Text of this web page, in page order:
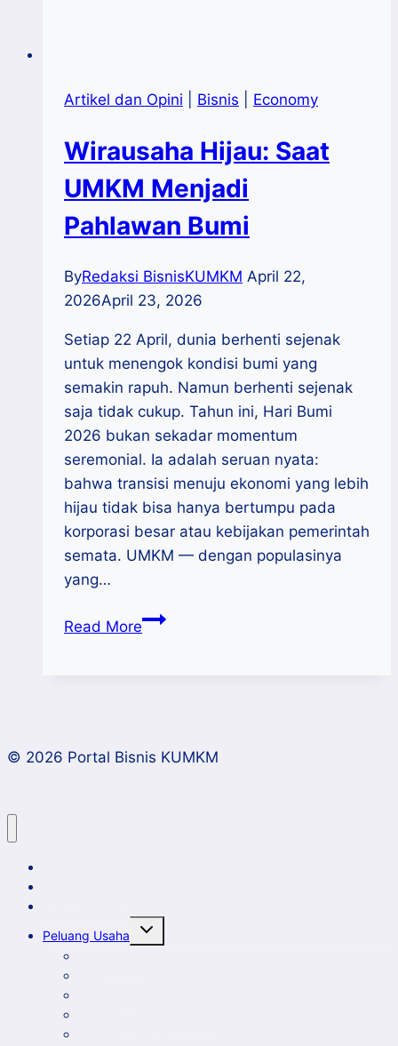
Artikel dan Opini Bisnis Economy
Wirausaha Hijau: Saat
UMKM Menjadi
Pahlawan Bumi
ByRedaksi BisnisKUMKM April 22,
2026April 23, 2026
Setiap 22 April, dunia berhenti sejenak
untuk menengok kondisi bumi yang
semakin rapuh. Namun berhenti sejenak
saja tidak cukup. Tahun ini, Hari Bumi
2026 bukan sekadar momentum
seremonial. Ia adalah seruan nyata:
bahwa transisi menuju ekonomi yang lebih
hijau tidak bisa hanya bertumpu pada
korporasi besar atau kebijakan pemerintah
semata. UMKM — dengan populasinya
yang…
Read MoreWirausaha
Bumi
© 2026 Portal Bisnis KUMKM
Peluang Usaha
Toggle